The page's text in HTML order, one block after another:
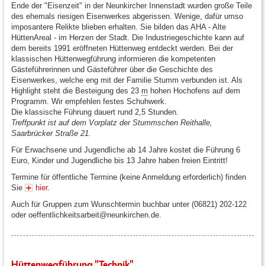
Ende der "Eisenzeit" in der Neunkircher Innenstadt wurden große Teile
des ehemals riesigen Eisenwerkes abgerissen. Wenige, dafür umso
imposantere Relikte blieben erhalten. Sie bilden das AHA - Alte
HüttenAreal - im Herzen der Stadt. Die Industriegeschichte kann auf
dem bereits 1991 eröffneten Hüttenweg entdeckt werden. Bei der
klassischen Hüttenwegführung informieren die kompetenten
Gästeführerinnen und Gästeführer über die Geschichte des
Eisenwerkes, welche eng mit der Familie Stumm verbunden ist. Als
Highlight steht die Besteigung des 23 m hohen Hochofens auf dem
Programm. Wir empfehlen festes Schuhwerk.
Die klassische Führung dauert rund 2,5 Stunden.
Treffpunkt ist auf dem Vorplatz der Stummschen Reithalle,
Saarbrücker Straße 21.
Für Erwachsene und Jugendliche ab 14 Jahre kostet die Führung 6
Euro, Kinder und Jugendliche bis 13 Jahre haben freien Eintritt!
Termine für öffentliche Termine (keine Anmeldung erforderlich) finden
Sie
hier.
Auch für Gruppen zum Wunschtermin buchbar unter (06821) 202-122
oder oeffentlichkeitsarbeit@neunkirchen.de.